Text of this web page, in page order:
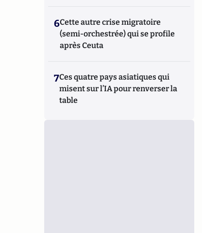
6Cette autre crise migratoire
(semi-orchestrée) qui se profile
après Ceuta
7Ces quatre pays asiatiques qui
misent sur l’IA pour renverser la
table